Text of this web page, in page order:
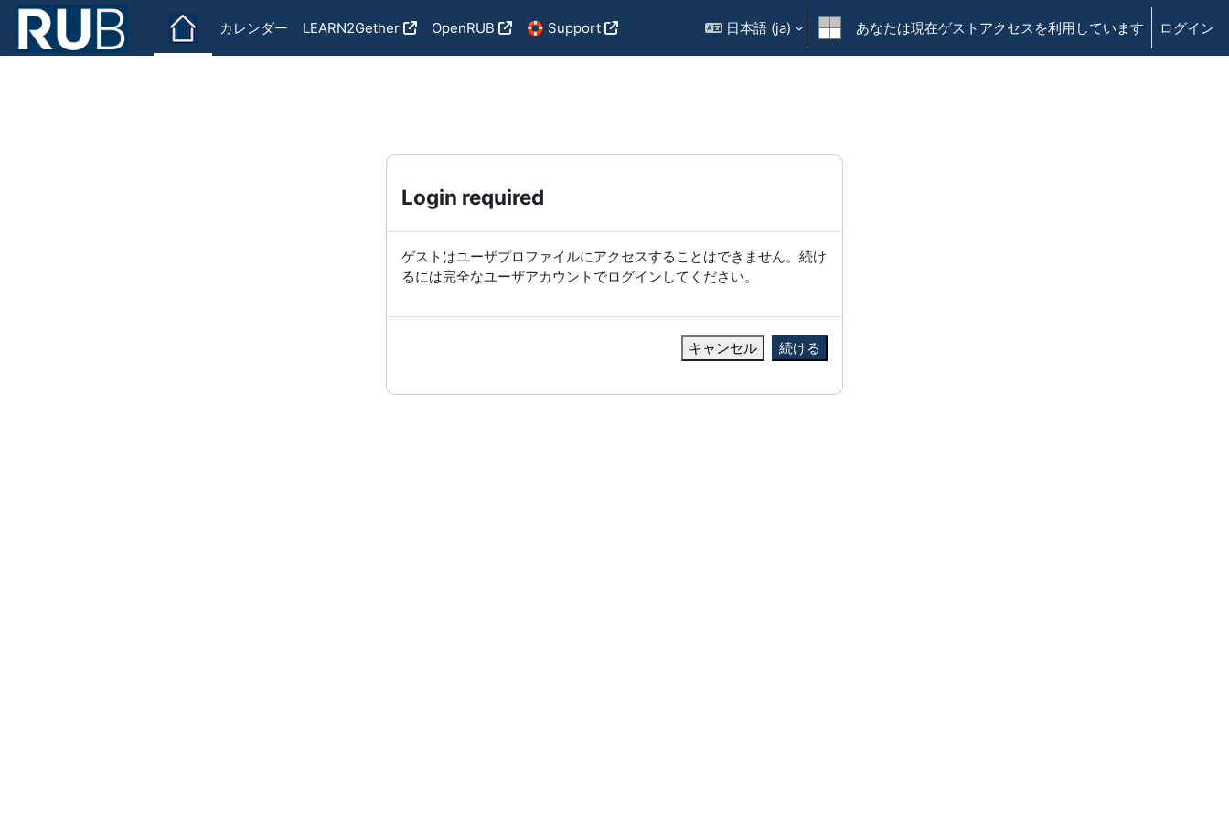
メインコンテンツへスキップする
カレンダー
LEARN2Gether OpenRUB 🛟 Support 日本語 ‎(ja)‎ あなたは現在ゲストアクセスを利用しています ログイン
Login required
ゲストはユーザプロファイルにアクセスすることはできません。続け
るには完全なユーザアカウントでログインしてください。
キャンセル 続ける